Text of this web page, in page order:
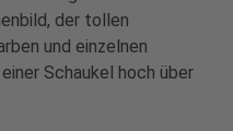
der tollen
und einzelnen
Schaukel hoch über